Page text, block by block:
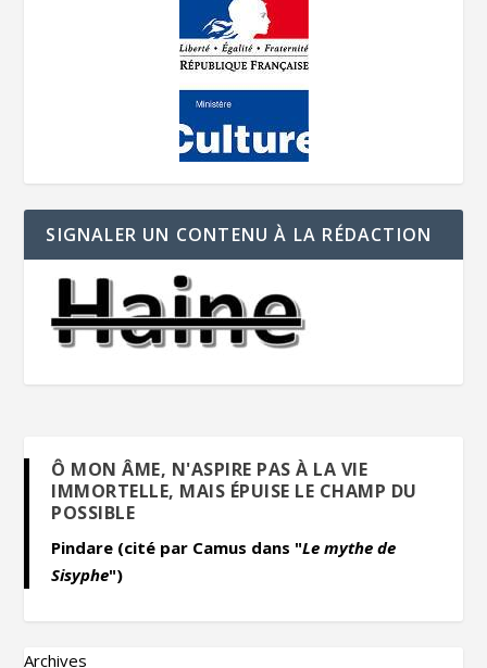
SIGNALER UN CONTENU À LA RÉDACTION
Ô MON ÂME, N'ASPIRE PAS À LA VIE
IMMORTELLE, MAIS ÉPUISE LE CHAMP DU
POSSIBLE
Pindare (cité par Camus dans "Le mythe de
Sisyphe")
Archives